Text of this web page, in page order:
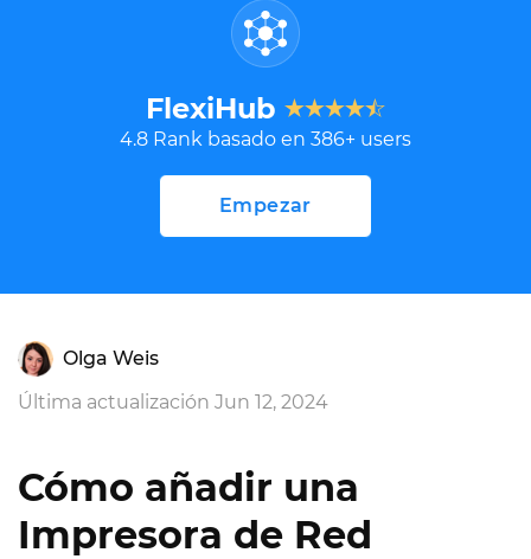
FlexiHub
4.8 Rank basado en 386+ users
Empezar
Olga Weis
Última actualización Jun 12, 2024
Cómo añadir una
Impresora de Red